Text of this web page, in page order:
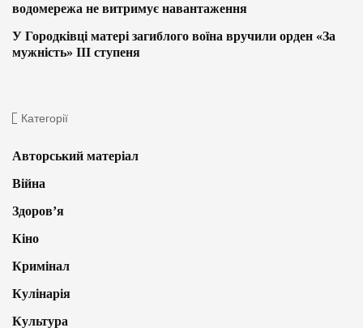
водомережа не витримує навантаження
У Городківці матері загиблого воїна вручили орден «За
мужність» ІІІ ступеня
Категорії
Авторський матеріал
Війна
Здоров’я
Кіно
Кримінал
Кулінарія
Культура